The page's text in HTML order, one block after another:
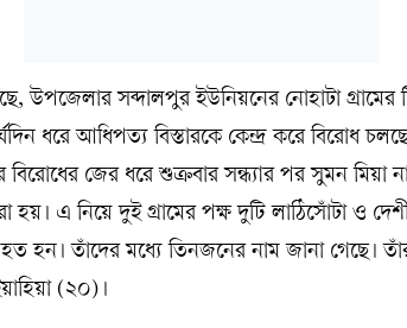
উপজেলার সব্দালপুর ইউনিয়নের নোহাটা
ধরে আধিপত্য বিস্তারকে কেন্দ্র করে বিরোধ
বিরোধের জের ধরে শুক্রবার সন্ধ্যার পর সুমন
হয়। এ নিয়ে দুই গ্রামের পক্ষ দুটি লাঠিসোঁটা ও
তাঁদের মধ্যে তিনজনের নাম জানা গেছে।
(২০)।